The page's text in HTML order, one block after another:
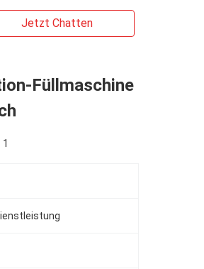
Jetzt Chatten
Füllmaschine
1